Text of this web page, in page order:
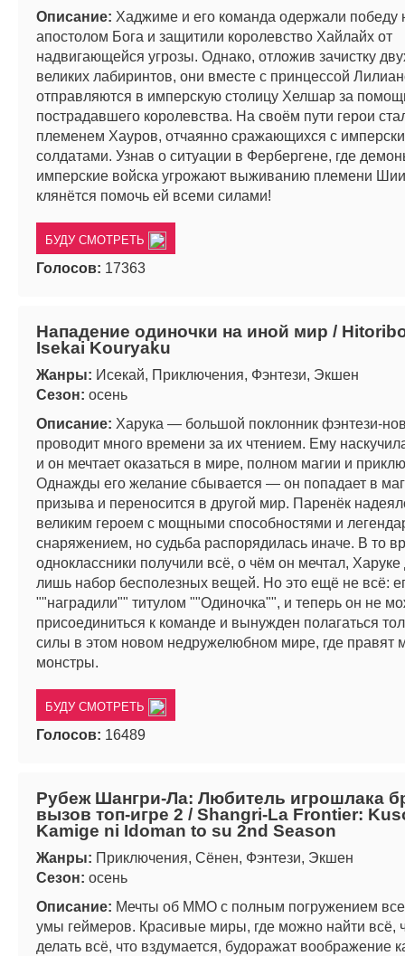
Описание: Хаджиме и его команда одержали победу
апостолом Бога и защитили королевство Хайлайх от
надвигающейся угрозы. Однако, отложив зачистку
великих лабиринтов, они вместе с принцессой
отправляются в имперскую столицу Хелшар за
пострадавшего королевства. На своём пути герои
племенем Хауров, отчаянно сражающихся с
солдатами. Узнав о ситуации в Фербергене, где
имперские войска угрожают выживанию племени
клянётся помочь ей всеми силами!
БУДУ СМОТРЕТЬ
Голосов: 17363
Нападение одиночки на иной мир /
Isekai Kouryaku
Жанры: Исекай, Приключения, Фэнтези, Экшен
Сезон: осень
Описание: Харука — большой поклонник фэнтези-
проводит много времени за их чтением. Ему
и он мечтает оказаться в мире, полном магии и
Однажды его желание сбывается — он попадает в
призыва и переносится в другой мир. Паренёк
великим героем с мощными способностями и
снаряжением, но судьба распорядилась иначе. В то
одноклассники получили всё, о чём он мечтал, Харуке
лишь набор бесполезных вещей. Но это ещё не всё:
""наградили"" титулом ""Одиночка"", и теперь он не
присоединиться к команде и вынужден полагаться
силы в этом новом недружелюбном мире, где правят
монстры.
БУДУ СМОТРЕТЬ
Голосов: 16489
Рубеж Шангри-Ла: Любитель игрошлака
вызов топ-игре 2 / Shangri-La Frontier:
Kamige ni Idoman to su 2nd Season
Жанры: Приключения, Сёнен, Фэнтези, Экшен
Сезон: осень
Описание: Мечты об ММО с полным погружением
умы геймеров. Красивые миры, где можно найти всё,
делать всё, что вздумается, будоражат воображение